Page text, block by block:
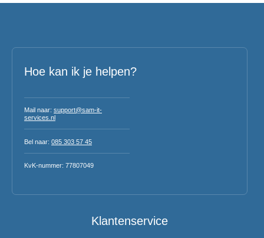
Hoe kan ik je helpen?
Mail naar: support@sam-it-
services.nl
Bel naar: 085 303 57 45
KvK-nummer: 77807049
Klantenservice